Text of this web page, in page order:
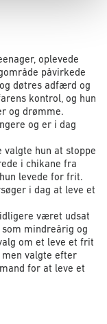
oplevede
påvirkede
døtres adfærd og
kontrol, og hun
og drømme.
og er i dag
hun at stoppe
i chikane fra
levede for frit.
i dag at leve et
været udsat
mindreårig og
om et leve et frit
valgte efter
for at leve et